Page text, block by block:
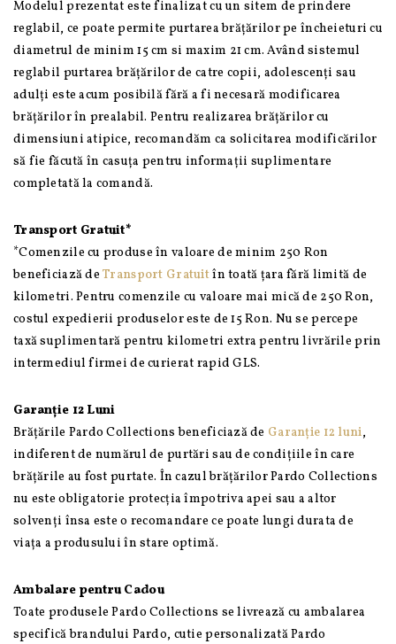
Modelul prezentat este finalizat cu un sitem de prindere
reglabil, ce poate permite purtarea brățărilor pe încheieturi cu
diametrul de minim 15 cm si maxim 21 cm. Având sistemul
reglabil purtarea brățărilor de catre copii, adolescenți sau
adulți este acum posibilă fără a fi necesară modificarea
brățărilor în prealabil. Pentru realizarea brățărilor cu
dimensiuni atipice, recomandăm ca solicitarea modificărilor
să fie făcută în casuța pentru informații suplimentare
completată la comandă.
Transport Gratuit*
*Comenzile cu produse în valoare de minim 250 Ron
beneficiază deTransport Gratuitîn toată țara fără limită de
kilometri. Pentru comenzile cu valoare mai mică de 250 Ron,
costul expedierii produselor este de 15 Ron. Nu se percepe
taxă suplimentară pentru kilometri extra pentru livrările prin
intermediul firmei de curierat rapid GLS.
Garanție 12 Luni
Brățările Pardo Collections beneficiază de Garanție 12 luni,
indiferent de numărul de purtări sau de condițiile în care
brățările au fost purtate. În cazul brățărilor Pardo Collections
nu este obligatorie protecția împotriva apei sau a altor
solvenți însa este o recomandare ce poate lungi durata de
viața a produsului în stare optimă.
Ambalare pentru Cadou
Toate produsele Pardo Collections se livrează cu ambalarea
specifică brandului Pardo, cutie personalizată Pardo